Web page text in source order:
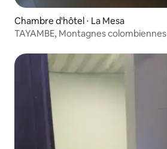
Chambre d'hôtel ⋅ La Mesa
TAYAMBE, Montagnes colombiennes